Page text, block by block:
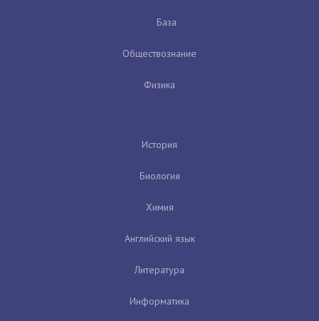
База
Обществознание
Физика
История
Биология
Химия
Английский язык
Литература
Информатика